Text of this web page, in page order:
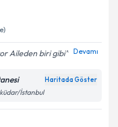
ilişkin
verilerimin belirtilen
ediyorum.
Aileden biri gibi Devamı
Haritada Göster
İstanbul